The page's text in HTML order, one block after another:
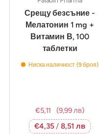
Срещу безсъние -
Мелатонин 1 mg +
Витамин В, 100
таблетки
Ниска наличност (9 броя)
€5,11
(9,99 лв)
€4,35/ 8,51 лв